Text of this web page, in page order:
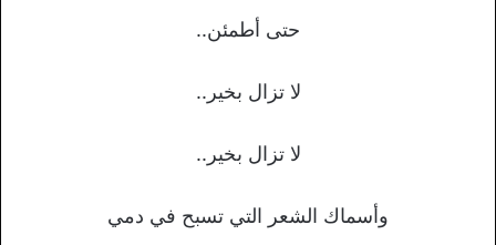
حتى أطمئن..
لا تزال بخير..
لا تزال بخير..
وأسماك الشعر التي تسبح في دمي